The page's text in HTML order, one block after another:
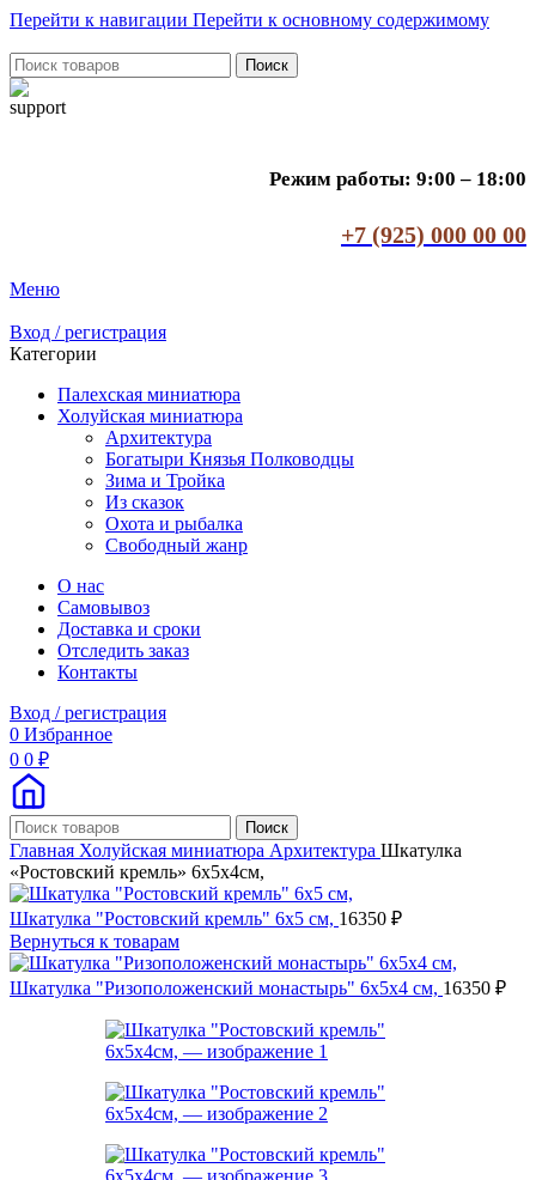
Перейти к навигации Перейти к основному содержимому
Поиск
Режим работы: 9:00 – 18:00
+7 (925) 000 00 00
Меню
Вход / регистрация
Категории
Палехская миниатюра
Холуйская миниатюра
Архитектура
Богатыри Князья Полководцы
Зима и Тройка
Из сказок
Охота и рыбалка
Свободный жанр
О нас
Самовывоз
Доставка и сроки
Отследить заказ
Контакты
Вход / регистрация
0 Избранное
0 0 ₽
Поиск
Главная Холуйская миниатюра Архитектура Шкатулка
«Ростовский кремль» 6х5х4см,
Шкатулка "Ростовский кремль" 6х5 см, 16350 ₽
Вернуться к товарам
Шкатулка "Ризоположенский монастырь" 6х5х4 см, 16350 ₽